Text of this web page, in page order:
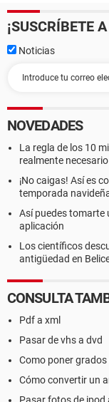
¡SUSCRÍBETE
Noticias
NOVEDADES
La regla de los 10
realmente
¡No caigas! Así es
temporada
Así puedes tomarte
aplicación
Los científicos
antigüedad en
CONSULTA
Pdf a xml
Pasar de vhs a dvd
Como poner grados
Cómo convertir un